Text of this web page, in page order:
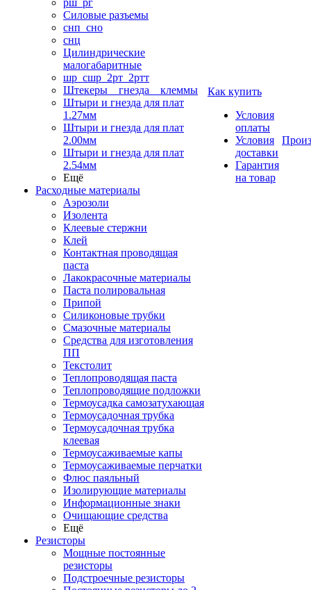
рш_рг
Силовые разъемы
снп_сно
снц
Цилиндрические
малогабаритные
шр_сшр_2рт_2ртт
Штекеры _ гнезда _ клеммы
Штыри и гнезда для плат
1.27мм
Штыри и гнезда для плат
2.00мм
Штыри и гнезда для плат
2.54мм
Ещё
Расходные материалы
Аэрозоли
Изолента
Клеевые стержни
Клей
Контактная проводящая
паста
Лакокрасочные материалы
Паста полировальная
Припой
Силиконовые трубки
Смазочные материалы
Средства для изготовления
ПП
Текстолит
Теплопроводящая паста
Теплопроводящие подложки
Термоусадка самозатухающая
Термоусадочная трубка
Термоусадочная трубка
клеевая
Термоусаживаемые капы
Термоусаживаемые перчатки
Флюс паяльный
Изолирующие материалы
Информационные знаки
Очищающие средства
Ещё
Резисторы
Мощные постоянные
резисторы
Подстроечные резисторы
Как купить
Условия
оплаты
Условия
доставки
Гарантия
на товар